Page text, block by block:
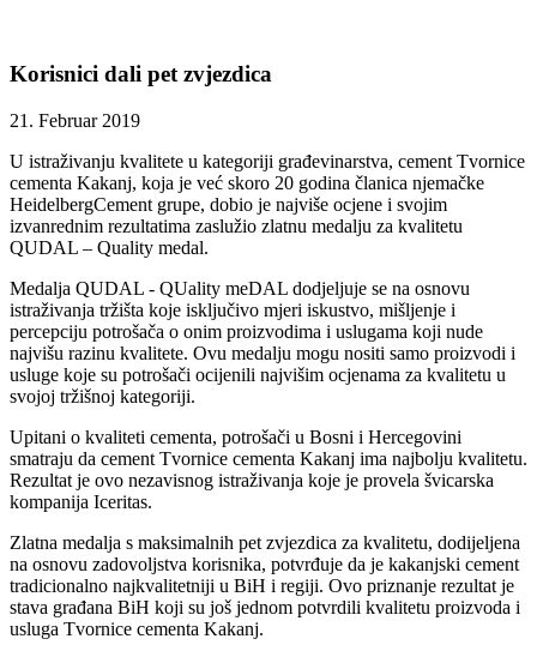
Korisnici dali pet zvjezdica
21. Februar 2019
U istraživanju kvalitete u kategoriji građevinarstva, cement Tvornice
cementa Kakanj, koja je već skoro 20 godina članica njemačke
HeidelbergCement grupe, dobio je najviše ocjene i svojim
izvanrednim rezultatima zaslužio zlatnu medalju za kvalitetu
QUDAL – Quality medal.
Medalja QUDAL - QUality meDAL dodjeljuje se na osnovu
istraživanja tržišta koje isključivo mjeri iskustvo, mišljenje i
percepciju potrošača o onim proizvodima i uslugama koji nude
najvišu razinu kvalitete. Ovu medalju mogu nositi samo proizvodi i
usluge koje su potrošači ocijenili najvišim ocjenama za kvalitetu u
svojoj tržišnoj kategoriji.
Upitani o kvaliteti cementa, potrošači u Bosni i Hercegovini
smatraju da cement Tvornice cementa Kakanj ima najbolju kvalitetu.
Rezultat je ovo nezavisnog istraživanja koje je provela švicarska
kompanija Iceritas.
Zlatna medalja s maksimalnih pet zvjezdica za kvalitetu, dodijeljena
na osnovu zadovoljstva korisnika, potvrđuje da je kakanjski cement
tradicionalno najkvalitetniji u BiH i regiji. Ovo priznanje rezultat je
stava građana BiH koji su još jednom potvrdili kvalitetu proizvoda i
usluga Tvornice cementa Kakanj.